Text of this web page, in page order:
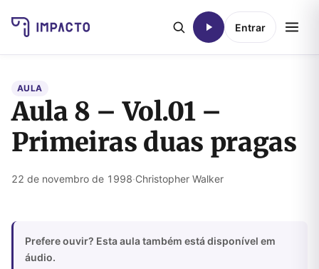
Entrar
AULA
Aula 8 – Vol.01 –
Primeiras duas pragas
22 de novembro de 1998·Christopher Walker
Prefere ouvir? Esta aula também está disponível em
áudio.